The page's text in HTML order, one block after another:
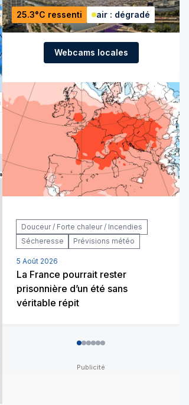
25.3°C ressenti air : dégradé
Webcams locales
Douceur / Forte chaleur / Incendies
Sécheresse
Prévisions météo
5 Août 2026
La France pourrait rester
prisonnière d’un été sans
véritable répit
012345